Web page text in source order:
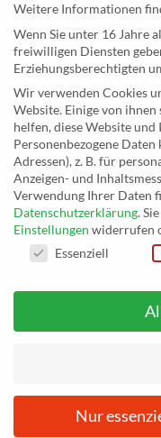
KONTAKT
MusicEggert
Inh. Rolf Eggert
Paulstraße 2a
19249 Lübtheen
Telefon:
E-Mail:
PayPal E-Mail:
auf
26. Juni 2026bis
Weitere Informationen
Wenn Sie unter 16 Jahre
freiwilligen Diensten
Erziehungsberechtigten
Wir verwenden Cookies
Website. Einige von ihnen
helfen, diese Website
Personenbezogene
Adressen), z. B. für
Anzeigen- und
Verwendung Ihrer Daten
Datenschutzerklärung.
Einstellungen widerrufen
Essenziell
Nur